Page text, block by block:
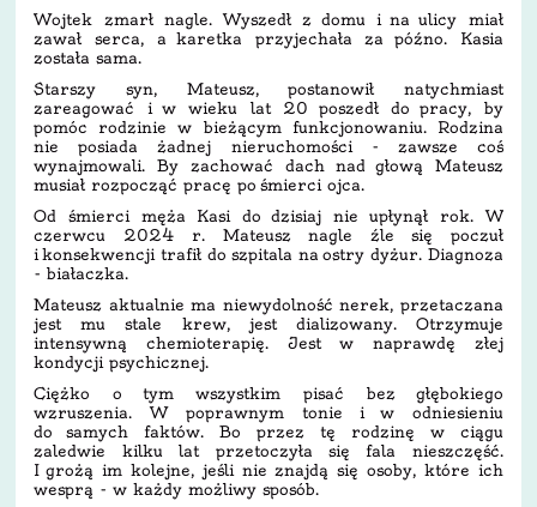
Wojtek zmarł nagle. Wyszedł z domu i na ulicy miał
zawał serca, a karetka przyjechała za późno. Kasia
została sama.
Starszy syn, Mateusz, postanowił natychmiast
zareagować i w wieku lat 20 poszedł do pracy, by
pomóc rodzinie w bieżącym funkcjonowaniu. Rodzina
nie posiada żadnej nieruchomości - zawsze coś
wynajmowali. By zachować dach nad głową Mateusz
musiał rozpocząć pracę po śmierci ojca.
Od śmierci męża Kasi do dzisiaj nie upłynął rok. W
czerwcu 2024 r. Mateusz nagle źle się poczuł
i konsekwencji trafił do szpitala na ostry dyżur. Diagnoza
- białaczka.
Mateusz aktualnie ma niewydolność nerek, przetaczana
jest mu stale krew, jest dializowany. Otrzymuje
intensywną chemioterapię. Jest w naprawdę złej
kondycji psychicznej.
Ciężko o tym wszystkim pisać bez głębokiego
wzruszenia. W poprawnym tonie i w odniesieniu
do samych faktów. Bo przez tę rodzinę w ciągu
zaledwie kilku lat przetoczyła się fala nieszczęść.
I grożą im kolejne, jeśli nie znajdą się osoby, które ich
wesprą - w każdy możliwy sposób.